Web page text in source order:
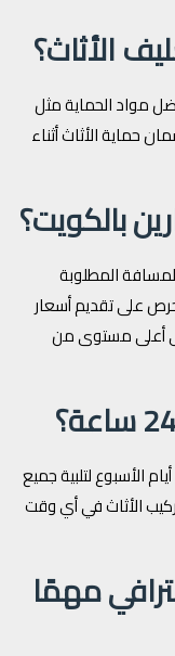
مواد الحماية مثل
حماية الأثاث أثناء
المطلوبة
على تقديم أسعار
أعلى مستوى من
24 ساعة طوال أيام الأسبوع لتلبية جميع
الأثاث في أي وقت
مهمًا